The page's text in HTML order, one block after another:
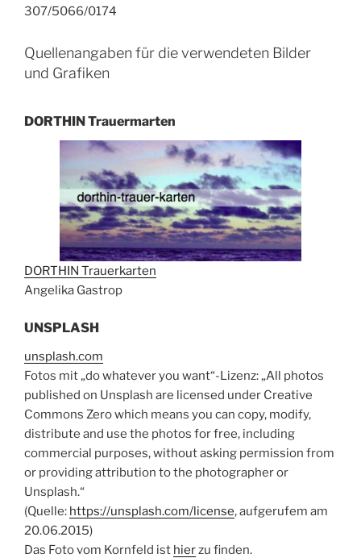
307/5066/0174
Quellenangaben für die verwendeten Bilder
und Grafiken
DORTHIN Trauermarten
DORTHIN Trauerkarten
Angelika Gastrop
UNSPLASH
unsplash.com
Fotos mit „do whatever you want“-Lizenz: „All photos
published on Unsplash are licensed under Creative
Commons Zero which means you can copy, modify,
distribute and use the photos for free, including
commercial purposes, without asking permission from
or providing attribution to the photographer or
Unsplash.“
(Quelle: https://unsplash.com/license, aufgerufem am
20.06.2015)
Das Foto vom Kornfeld ist hierzu finden.